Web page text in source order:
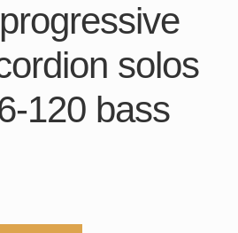
solos
120 bass